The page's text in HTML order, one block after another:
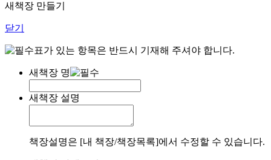
새책장 만들기
닫기
표가 있는 항목은 반드시 기재해 주셔야 합니다.
새책장 명
새책장 설명
책장설명은 [내 책장/책장목록]에서 수정할 수 있습니다.